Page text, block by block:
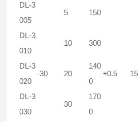
DL-3
005
-30
5 150
±0.5 15
DL-3
010
10 300
DL-3
020
20
140
0
DL-3
030
30
170
0